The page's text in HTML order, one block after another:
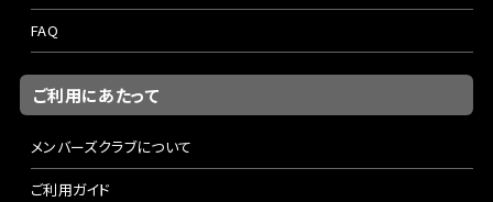
FAQ
ご利用にあたって
メンバーズクラブについて
ご利用ガイド